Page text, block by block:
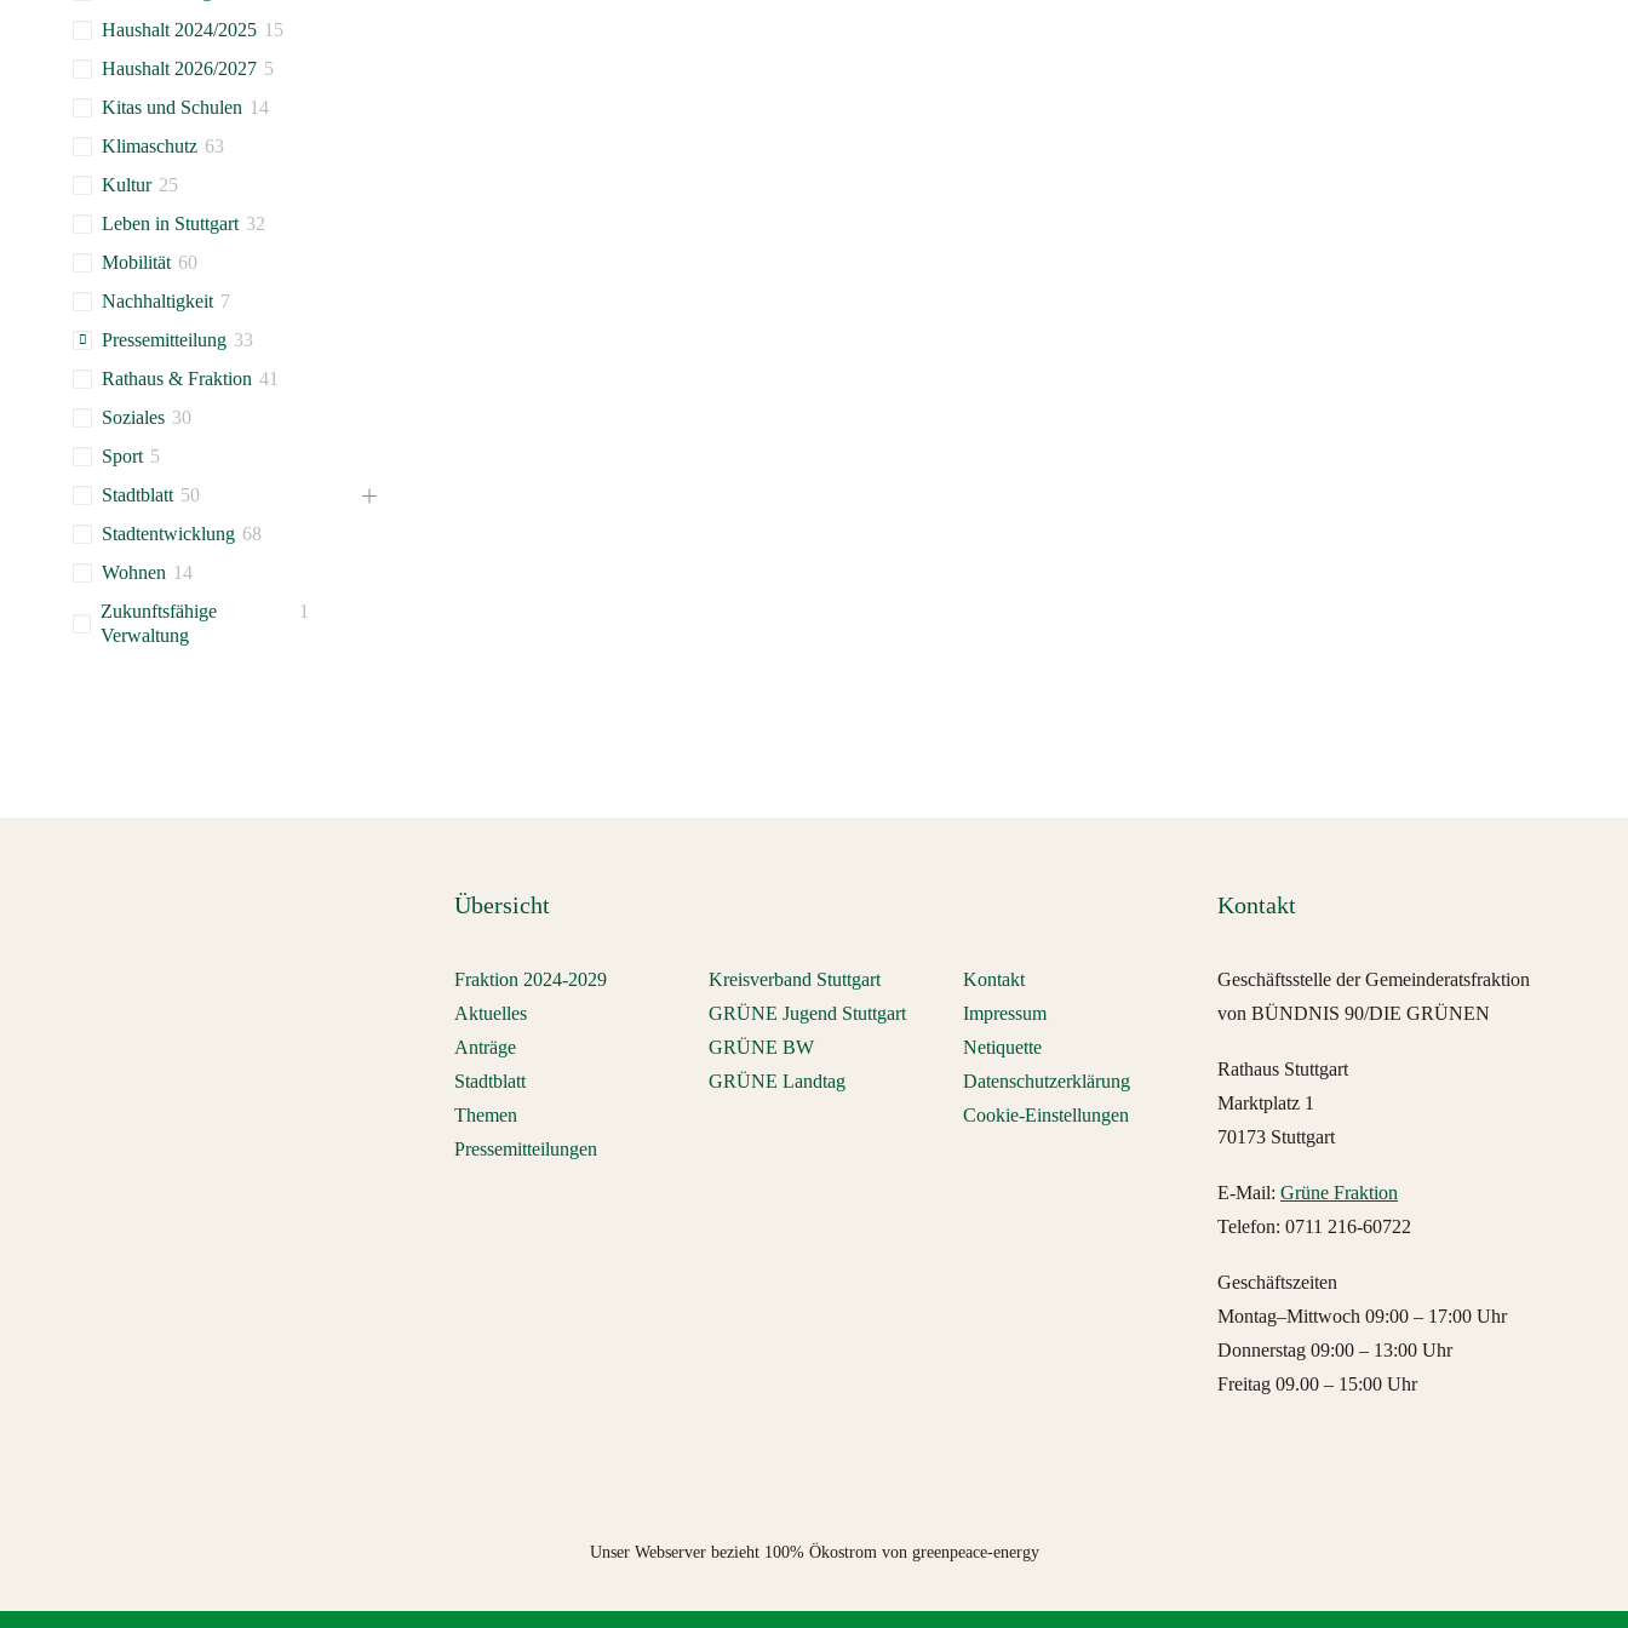
Haushalt 2024/2025 15
Haushalt 2026/2027 5
Kitas und Schulen 14
Klimaschutz 63
Kultur 25
Leben in Stuttgart 32
Mobilität 60
Nachhaltigkeit 7
Pressemitteilung 33
Rathaus & Fraktion 41
Soziales 30
Sport 5
Stadtblatt 50
Stadtentwicklung 68
Wohnen 14
Zukunftsfähige
Verwaltung
1
Übersicht
Fraktion 2024-2029
Aktuelles
Anträge
Stadtblatt
Themen
Pressemitteilungen
Kreisverband Stuttgart
GRÜNE Jugend Stuttgart
GRÜNE BW
GRÜNE Landtag
Kontakt
Impressum
Netiquette
Datenschutzerklärung
Cookie-Einstellungen
Kontakt
Geschäftsstelle der Gemeinderatsfraktion
von BÜNDNIS 90/DIE GRÜNEN
Rathaus Stuttgart
Marktplatz 1
70173 Stuttgart
E-Mail: Grüne Fraktion
Telefon: 0711 216-60722
Geschäftszeiten
Montag–Mittwoch 09:00 – 17:00 Uhr
Donnerstag 09:00 – 13:00 Uhr
Freitag 09.00 – 15:00 Uhr
Unser Webserver bezieht 100% Ökostrom von greenpeace-energy